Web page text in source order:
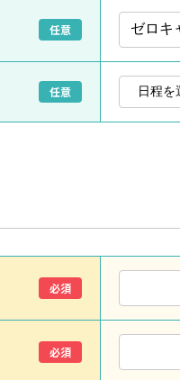
任意
任意 日程を
必須
必須